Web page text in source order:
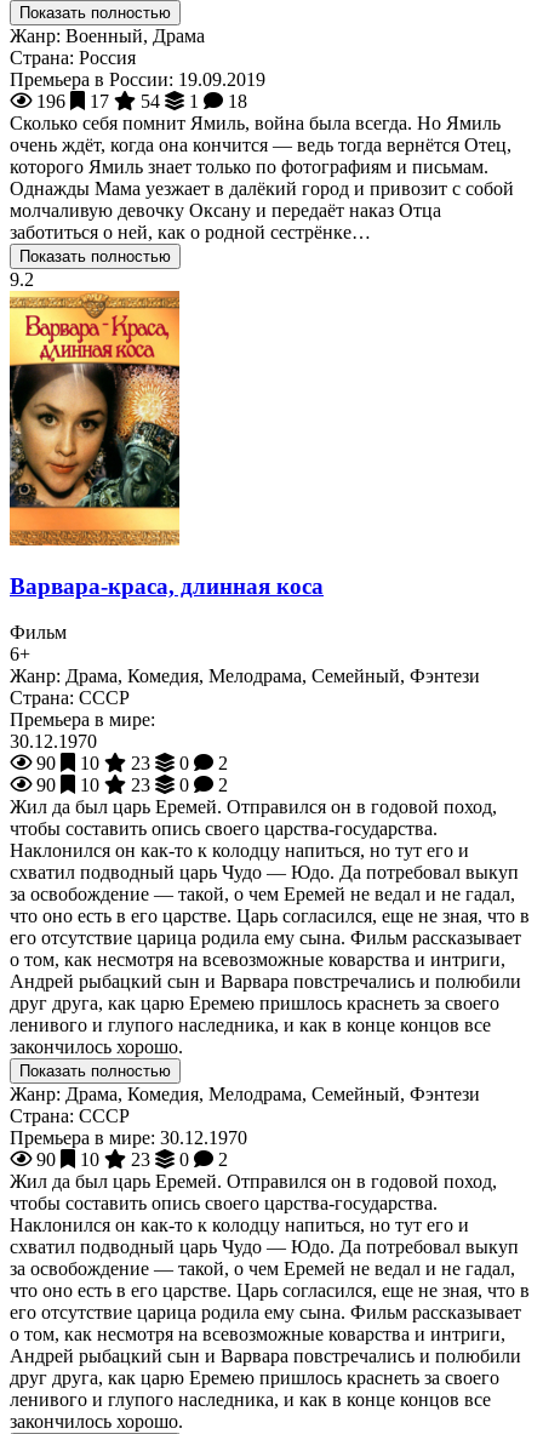
Показать полностью
Жанр: Военный, Драма
Страна: Россия
Премьера в России: 19.09.2019
196
17 54 1
18
Сколько себя помнит Ямиль, война была всегда. Но Ямиль
очень ждёт, когда она кончится — ведь тогда вернётся Отец,
которого Ямиль знает только по фотографиям и письмам.
Однажды Мама уезжает в далёкий город и привозит с собой
молчаливую девочку Оксану и передаёт наказ Отца
заботиться о ней, как о родной сестрёнке…
Показать полностью
9.2
Варвара-краса, длинная коса
Фильм
6+
Жанр: Драма, Комедия, Мелодрама, Семейный, Фэнтези
Страна: СССР
Премьера в мире:
30.12.1970
90
10 23 0
2
90
10 23 0
2
Жил да был царь Еремей. Отправился он в годовой поход,
чтобы составить опись своего царства-государства.
Наклонился он как-то к колодцу напиться, но тут его и
схватил подводный царь Чудо — Юдо. Да потребовал выкуп
за освобождение — такой, о чем Еремей не ведал и не гадал,
что оно есть в его царстве. Царь согласился, еще не зная, что в
его отсутствие царица родила ему сына. Фильм рассказывает
о том, как несмотря на всевозможные коварства и интриги,
Андрей рыбацкий сын и Варвара повстречались и полюбили
друг друга, как царю Еремею пришлось краснеть за своего
ленивого и глупого наследника, и как в конце концов все
закончилось хорошо.
Показать полностью
Жанр: Драма, Комедия, Мелодрама, Семейный, Фэнтези
Страна: СССР
Премьера в мире: 30.12.1970
90
10 23 0
2
Жил да был царь Еремей. Отправился он в годовой поход,
чтобы составить опись своего царства-государства.
Наклонился он как-то к колодцу напиться, но тут его и
схватил подводный царь Чудо — Юдо. Да потребовал выкуп
за освобождение — такой, о чем Еремей не ведал и не гадал,
что оно есть в его царстве. Царь согласился, еще не зная, что в
его отсутствие царица родила ему сына. Фильм рассказывает
о том, как несмотря на всевозможные коварства и интриги,
Андрей рыбацкий сын и Варвара повстречались и полюбили
друг друга, как царю Еремею пришлось краснеть за своего
ленивого и глупого наследника, и как в конце концов все
закончилось хорошо.